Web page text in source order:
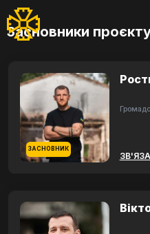
Засновники
ЗАСНОВНИК